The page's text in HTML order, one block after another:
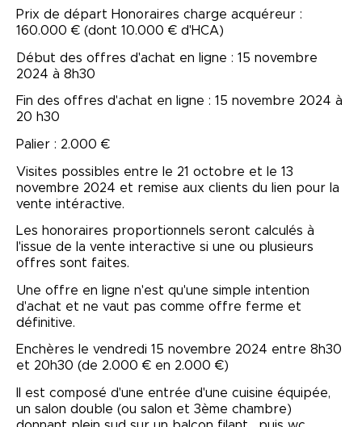
Prix de départ Honoraires charge acquéreur :
160.000 € (dont 10.000 € d'HCA)
Début des offres d'achat en ligne : 15 novembre
2024 à 8h30
Fin des offres d'achat en ligne : 15 novembre 2024 à
20 h30
Palier : 2.000 €
Visites possibles entre le 21 octobre et le 13
novembre 2024 et remise aux clients du lien pour la
vente intéractive.
Les honoraires proportionnels seront calculés à
l'issue de la vente interactive si une ou plusieurs
offres sont faites.
Une offre en ligne n'est qu'une simple intention
d'achat et ne vaut pas comme offre ferme et
définitive.
Enchères le vendredi 15 novembre 2024 entre 8h30
et 20h30 (de 2.000 € en 2.000 €)
Il est composé d'une entrée d'une cuisine équipée,
un salon double (ou salon et 3ème chambre)